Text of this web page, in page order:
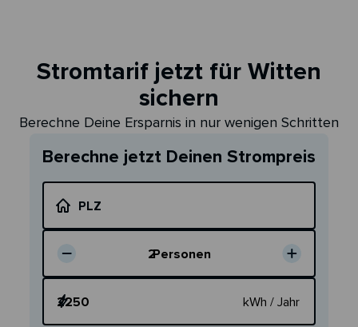
Stromtarif jetzt für Witten
sichern
Berechne Deine Ersparnis in nur wenigen Schritten
Berechne jetzt Deinen Strompreis
PLZ
2Personen
kWh / Jahr